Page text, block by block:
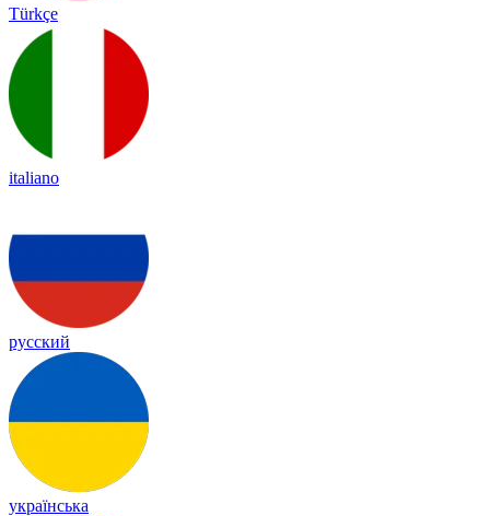
Türkçe
italiano
русский
українська